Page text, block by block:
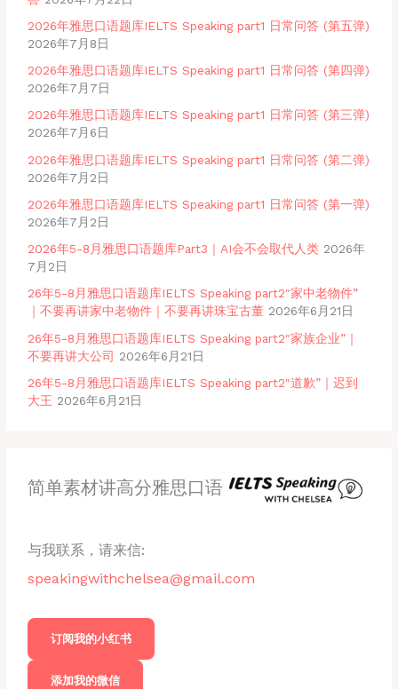
2026年雅思口语题库IELTS Speaking part1 日常问答 (第五弹)
2026年7月8日
2026年雅思口语题库IELTS Speaking part1 日常问答 (第四弹)
2026年7月7日
2026年雅思口语题库IELTS Speaking part1 日常问答 (第三弹)
2026年7月6日
2026年雅思口语题库IELTS Speaking part1 日常问答 (第二弹)
2026年7月2日
2026年雅思口语题库IELTS Speaking part1 日常问答 (第一弹)
2026年7月2日
2026年5-8月雅思口语题库Part3｜AI会不会取代人类 2026年
7月2日
26年5-8月雅思口语题库IELTS Speaking part2″家中老物件”
｜不要再讲家中老物件｜不要再讲珠宝古董 2026年6月21日
26年5-8月雅思口语题库IELTS Speaking part2″家族企业”｜
不要再讲大公司 2026年6月21日
26年5-8月雅思口语题库IELTS Speaking part2″道歉”｜迟到
大王 2026年6月21日
简单素材讲高分雅思口语
与我联系，请来信:
speakingwithchelsea@gmail.com
订阅我的小红书
添加我的微信